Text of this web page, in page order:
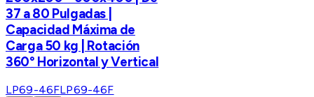
37 a 80 Pulgadas |
Capacidad Máxima de
Carga 50 kg | Rotación
360° Horizontal y Vertical
LP69-46FLP69-46F